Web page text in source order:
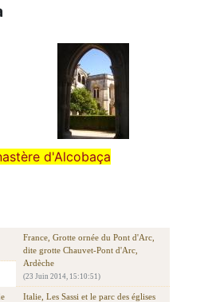
d'Alcobaça
France, Grotte ornée du Pont d'Arc,
dite grotte Chauvet-Pont d'Arc,
Ardèche
(23 Juin 2014, 15:10:51)
Italie, Les Sassi et le parc des églises